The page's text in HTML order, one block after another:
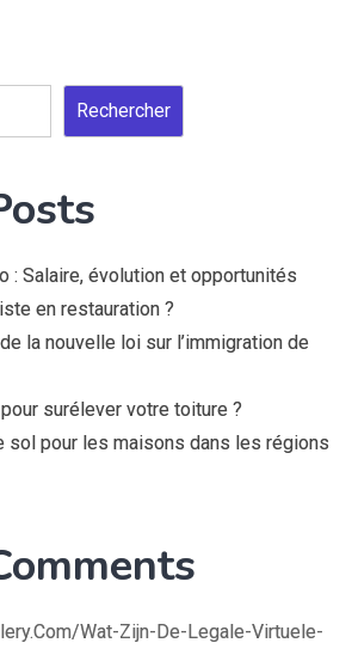
Rechercher
: Salaire, évolution et opportunités
en restauration ?
la nouvelle loi sur l’immigration de
surélever votre toiture ?
sol pour les maisons dans les régions
Wat-Zijn-De-Legale-Virtuele-